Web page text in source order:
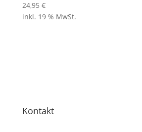
24,95 €
inkl. 19 % MwSt.
Kontakt